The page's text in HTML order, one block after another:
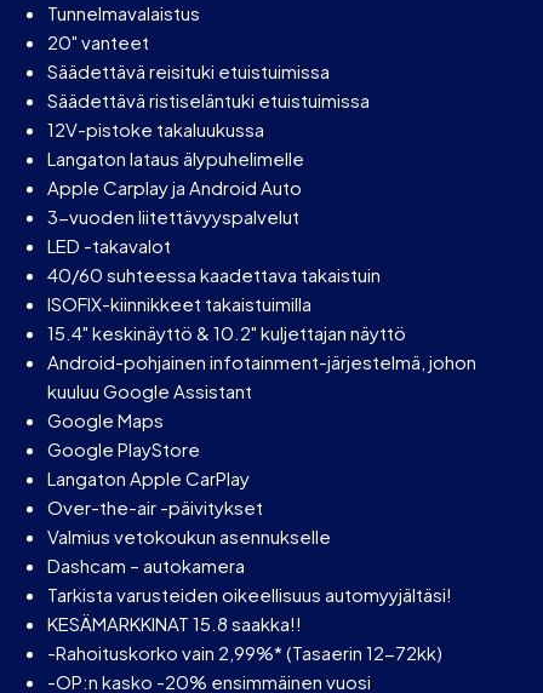
Tunnelmavalaistus
20" vanteet
Säädettävä reisituki etuistuimissa
Säädettävä ristiseläntuki etuistuimissa
12V-pistoke takaluukussa
Langaton lataus älypuhelimelle
Apple Carplay ja Android Auto
3-vuoden liitettävyyspalvelut
LED -takavalot
40/60 suhteessa kaadettava takaistuin
ISOFIX-kiinnikkeet takaistuimilla
15.4" keskinäyttö & 10.2" kuljettajan näyttö
Android-pohjainen infotainment-järjestelmä, johon
kuuluu Google Assistant
Google Maps
Google PlayStore
Langaton Apple CarPlay
Over-the-air -päivitykset
Valmius vetokoukun asennukselle
Dashcam – autokamera
Tarkista varusteiden oikeellisuus automyyjältäsi!
KESÄMARKKINAT 15.8 saakka!!
-Rahoituskorko vain 2,99%* (Tasaerin 12-72kk)
-OP:n kasko -20% ensimmäinen vuosi